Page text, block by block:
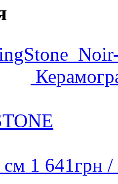
см 1 641грн /